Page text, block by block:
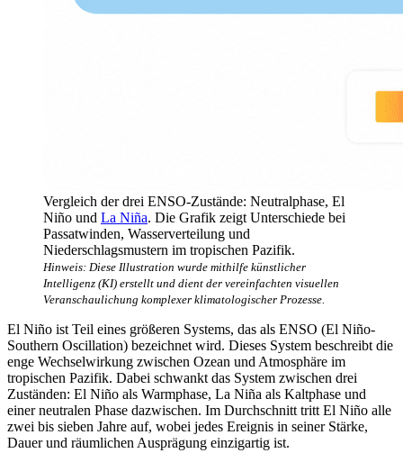
Vergleich der drei ENSO-Zustände: Neutralphase, El
Niño und La Niña. Die Grafik zeigt Unterschiede bei
Passatwinden, Wasserverteilung und
Niederschlagsmustern im tropischen Pazifik.
Hinweis: Diese Illustration wurde mithilfe künstlicher
Intelligenz (KI) erstellt und dient der vereinfachten visuellen
Veranschaulichung komplexer klimatologischer Prozesse.
El Niño ist Teil eines größeren Systems, das als ENSO (El Niño-
Southern Oscillation) bezeichnet wird. Dieses System beschreibt die
enge Wechselwirkung zwischen Ozean und Atmosphäre im
tropischen Pazifik. Dabei schwankt das System zwischen drei
Zuständen: El Niño als Warmphase, La Niña als Kaltphase und
einer neutralen Phase dazwischen. Im Durchschnitt tritt El Niño alle
zwei bis sieben Jahre auf, wobei jedes Ereignis in seiner Stärke,
Dauer und räumlichen Ausprägung einzigartig ist.